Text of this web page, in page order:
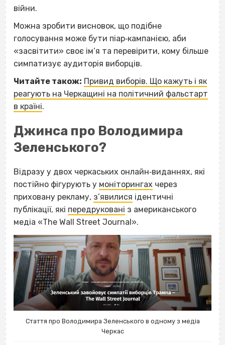
війни.
Можна зробити висновок, що подібне
голосування може бути піар‐кампанією, аби
«засвітити» своє ім’я та перевірити, кому більше
симпатизує аудиторія виборців.
Читайте також: Привид виборів. Що кажуть і як
реагують на Черкащині на політичний фальстарт
в країні.
Джинса про Володимира
Зеленського?
Відразу у двох черкаських онлайн‐виданнях, які
постійно фігурують у моніторингах через
приховану рекламу, з’явилися ідентичні
публікації, які передруковані з американського
медіа «The Wall Street Journal».
Стаття про Володимира Зеленського в одному з медіа
Черкас